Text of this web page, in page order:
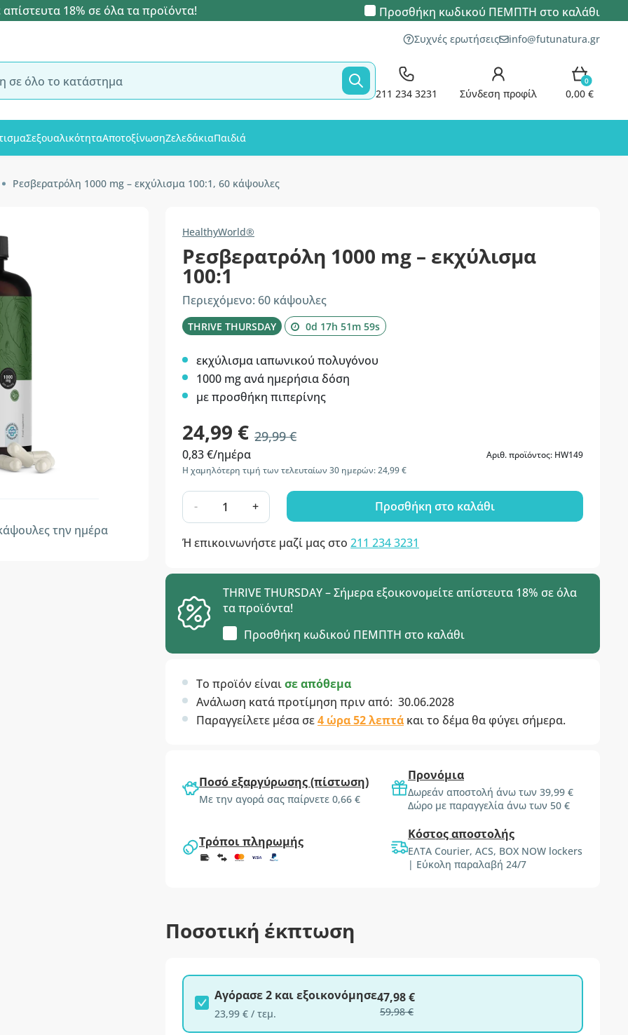
απίστευτα 18% σε όλα τα προϊόντα! Προσθήκη κωδικού ΠΕΜΠΤΗ στο καλάθι
Συχνές ερωτήσεις info@futunatura.gr
211 234 3231 Σύνδεση προφίλ
0
0,00 €
ΣεξουαλικότηταΑποτοξίνωσηΖελεδάκιαΠαιδιά
Ρεσβερατρόλη 1000 mg – εκχύλισμα 100:1, 60 κάψουλες
την ημέρα
HealthyWorld®
Ρεσβερατρόλη 1000 mg – εκχύλισμα
100:1
Περιεχόμενο: 60 κάψουλες
THRIVE THURSDAY 0d 17h 51m 58s
εκχύλισμα ιαπωνικού πολυγόνου
1000 mg ανά ημερήσια δόση
με προσθήκη πιπερίνης
24,99 € 29,99 €
0,83 €/ημέρα
Αριθ. προϊόντος: HW149
Η χαμηλότερη τιμή των τελευταίων 30 ημερών: 24,99 €
- + Προσθήκη στο καλάθι
Ή επικοινωνήστε μαζί μας στο 211 234 3231
THRIVE THURSDAY – Σήμερα εξοικονομείτε απίστευτα 18% σε όλα
τα προϊόντα!
Προσθήκη κωδικού ΠΕΜΠΤΗ στο καλάθι
Το προϊόν είναισε απόθεμα
Ανάλωση κατά προτίμηση πριν από: 30.06.2028
Παραγγείλετε μέσα σε4 ώρα 51 λεπτά και το δέμα θα φύγει σήμερα.
Ποσό εξαργύρωσης (πίστωση)
Με την αγορά σας παίρνετε 0,66 €
Προνόμια
Δωρεάν αποστολή άνω των 39,99 €
Δώρο με παραγγελία άνω των 50 €
Τρόποι πληρωμής Κόστος αποστολής
ΕΛΤΑ Courier, ACS, BOX NOW lockers
| Εύκολη παραλαβή 24/7
Ποσοτική έκπτωση
Αγόρασε 2 και εξοικονόμησε
23,99 € / τεμ.
47,98 €
59,98 €